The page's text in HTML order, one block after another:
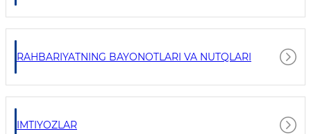
RAHBARIYATNING BAYONOTLARI VA NUTQLARI
IMTIYOZLAR